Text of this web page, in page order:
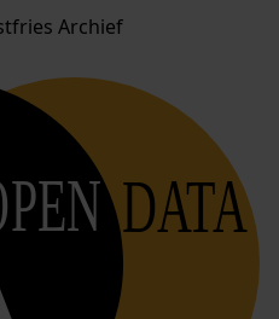
Archief
DATA